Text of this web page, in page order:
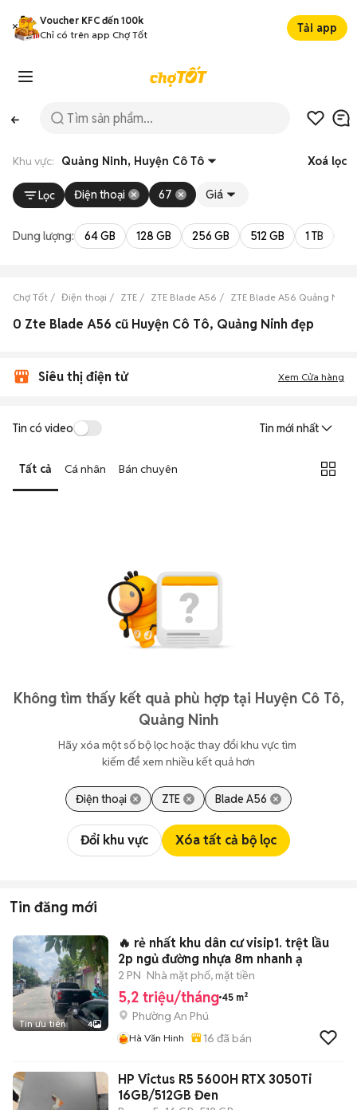
Voucher KFC đến 100k
Chỉ có trên app Chợ Tốt
Tải app
Khu vực: Quảng Ninh, Huyện Cô Tô Xoá lọc
Lọc Điện thoại 67 Giá
Dung lượng: 64 GB 128 GB 256 GB 512 GB 1 TB
Chợ Tốt Điện thoại ZTE ZTE Blade A56 ZTE Blade A56 Quảng Ninh
0 Zte Blade A56 cũ Huyện Cô Tô, Quảng Ninh đẹp
Siêu thị điện tử Xem Cửa hàng
Tin có video Tin mới nhất
Tất cả Cá nhân Bán chuyên
Không tìm thấy kết quả phù hợp tại Huyện Cô Tô,
Quảng Ninh
Hãy xóa một số bộ lọc hoặc thay đổi khu vực tìm
kiếm để xem nhiều kết quả hơn
Điện thoại ZTE Blade A56
Đổi khu vực Xóa tất cả bộ lọc
Tin đăng mới
Tin ưu tiên 4
🔥 rẻ nhất khu dân cư visip1. trệt lầu
2p ngủ đường nhựa 8m nhanh ạ
2 PN Nhà mặt phố, mặt tiền
5,2 triệu/tháng 45 m²
Phường An Phú
Hà Văn Hinh 16 đã bán
HP Victus R5 5600H RTX 3050Ti
16GB/512GB Đen